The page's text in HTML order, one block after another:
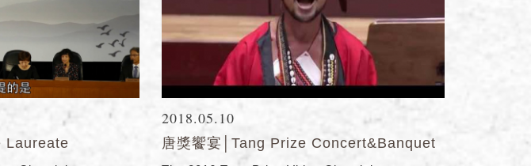
Laureate
2018.05.10
唐獎饗宴│Tang Prize Concert&Banquet